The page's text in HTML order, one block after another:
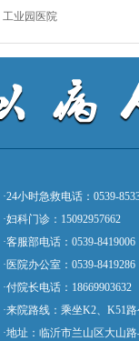
工业园医院
·24小时急救电话：0539-
·妇科门诊：15092957662
·客服部电话：0539-8419006
·医院办公室：0539-8419286
·付院长电话：18669903632
·来院路线：乘坐K2、K51
·地址：临沂市兰山区大山